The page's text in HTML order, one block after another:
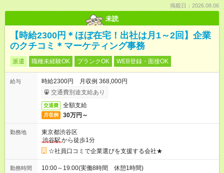
掲載日：2026.08.06
未読
【時給2300円＊ほぼ在宅！出社は月1～2回】企業
のクチコミ＊マーケティング事務
派遣 職種未経験OK ブランクOK WEB登録・面接OK
給与
時給2300円 月収例 368,000円
交通費別途支給あり
交通費 全額支給
月収例 30万円～
勤務地
東京都渋谷区
渋谷駅から徒歩1分
☆社員口コミで企業選びを支援する会社★
勤務時間 10:00～19:00(実働8時間 休憩1時間)